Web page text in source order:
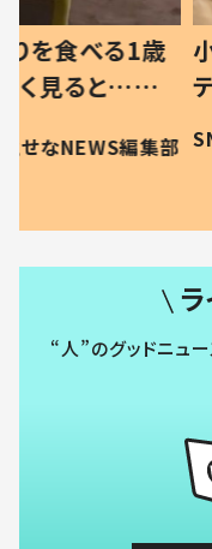
る1歳
…母
現行
編集部
小1から
テッド」
食”を作
和の親 #
SNSで話題
“人”のグッドニュ